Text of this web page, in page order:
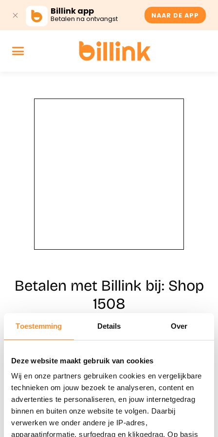
Toestemming Details Over
Deze website maakt gebruik van cookies
Wij en onze partners gebruiken cookies en vergelijkbare
technieken om jouw bezoek te analyseren, content en
advertenties te personaliseren, en jouw internetgedrag
binnen en buiten onze website te volgen. Daarbij
verwerken we onder andere je IP-adres,
apparaatinformatie, surfgedrag en klikgedrag. Op basis
Billink app
Betalen na ontvangst NAAR DE APP
Betalen met Billink bij: Shop
1508
Naar winkels